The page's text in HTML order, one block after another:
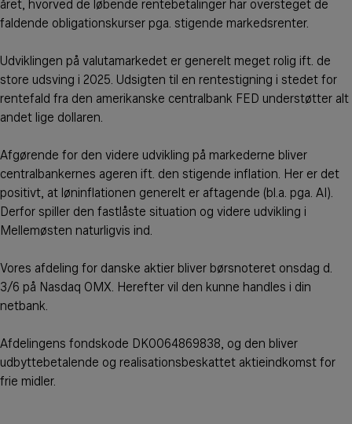
året, hvorved de løbende rentebetalinger har oversteget de
faldende obligationskurser pga. stigende markedsrenter.
Udviklingen på valutamarkedet er generelt meget rolig ift. de
store udsving i 2025. Udsigten til en rentestigning i stedet for
rentefald fra den amerikanske centralbank FED understøtter alt
andet lige dollaren.
Afgørende for den videre udvikling på markederne bliver
centralbankernes ageren ift. den stigende inflation. Her er det
positivt, at løninflationen generelt er aftagende (bl.a. pga. AI).
Derfor spiller den fastlåste situation og videre udvikling i
Mellemøsten naturligvis ind.
Vores afdeling for danske aktier bliver børsnoteret onsdag d.
3/6 på Nasdaq OMX. Herefter vil den kunne handles i din
netbank.
Afdelingens fondskode DK0064869838, og den bliver
udbyttebetalende og realisationsbeskattet aktieindkomst for
frie midler.